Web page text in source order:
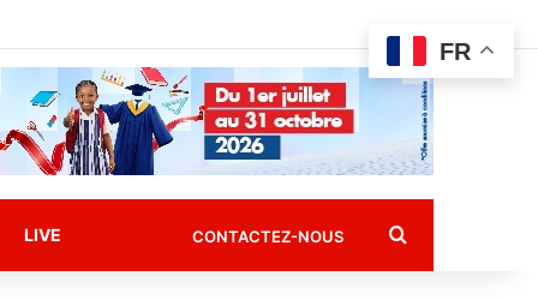
LIVE CONTACTEZ-NOUS Rechercher
FR